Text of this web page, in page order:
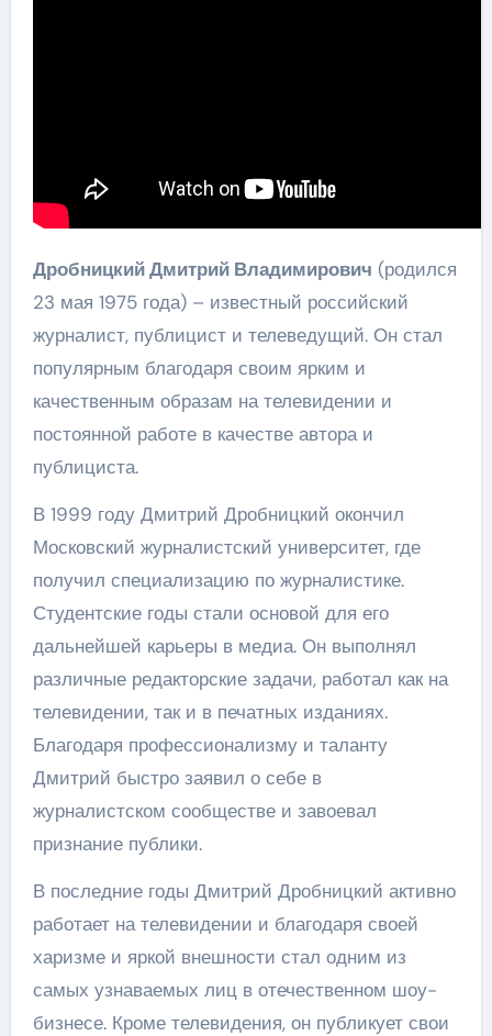
Дробницкий Дмитрий Владимирович (родился
23 мая 1975 года) – известный российский
журналист, публицист и телеведущий. Он стал
популярным благодаря своим ярким и
качественным образам на телевидении и
постоянной работе в качестве автора и
публициста.
В 1999 году Дмитрий Дробницкий окончил
Московский журналистский университет, где
получил специализацию по журналистике.
Студентские годы стали основой для его
дальнейшей карьеры в медиа. Он выполнял
различные редакторские задачи, работал как на
телевидении, так и в печатных изданиях.
Благодаря профессионализму и таланту
Дмитрий быстро заявил о себе в
журналистском сообществе и завоевал
признание публики.
В последние годы Дмитрий Дробницкий активно
работает на телевидении и благодаря своей
харизме и яркой внешности стал одним из
самых узнаваемых лиц в отечественном шоу-
бизнесе. Кроме телевидения, он публикует свои